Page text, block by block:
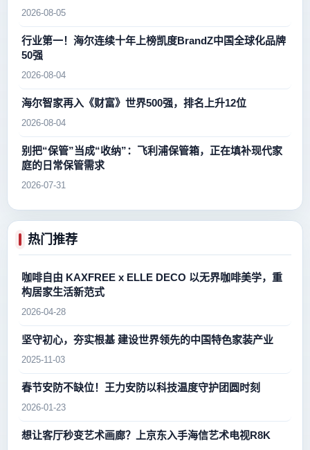
2026-08-05
行业第一！海尔连续十年上榜凯度BrandZ中国全球化品牌
50强
2026-08-04
海尔智家再入《财富》世界500强，排名上升12位
2026-08-04
别把“保管”当成“收纳”：飞利浦保管箱，正在填补现代家
庭的日常保管需求
2026-07-31
热门推荐
咖啡自由 KAXFREE x ELLE DECO 以无界咖啡美学，重
构居家生活新范式
2026-04-28
坚守初心，夯实根基 建设世界领先的中国特色家装产业
2025-11-03
春节安防不缺位！王力安防以科技温度守护团圆时刻
2026-01-23
想让客厅秒变艺术画廊？上京东入手海信艺术电视R8K